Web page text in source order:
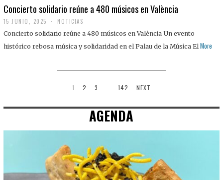
Concierto solidario reúne a 480 músicos en València
15 JUNIO, 2025 NOTICIAS
Concierto solidario reúne a 480 músicos en València Un evento
histórico rebosa música y solidaridad en el Palau de la Música El More
1 2 3 142 NEXT
AGENDA